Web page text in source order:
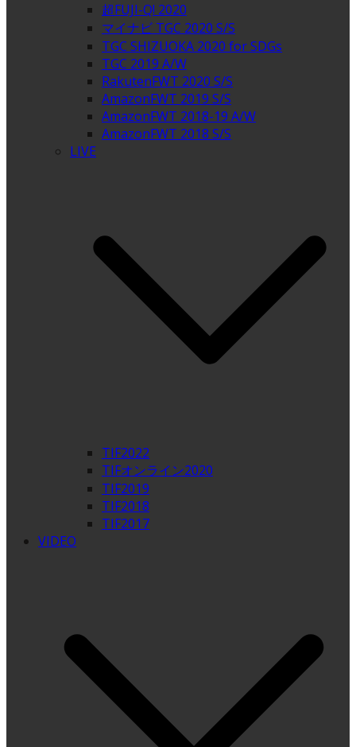
超FUJI-Q! 2020
マイナビ TGC 2020 S/S
TGC SHIZUOKA 2020 for SDGs
TGC 2019 A/W
RakutenFWT 2020 S/S
AmazonFWT 2019 S/S
AmazonFWT 2018-19 A/W
AmazonFWT 2018 S/S
LIVE
TIF2022
TIFオンライン2020
TIF2019
TIF2018
TIF2017
VIDEO